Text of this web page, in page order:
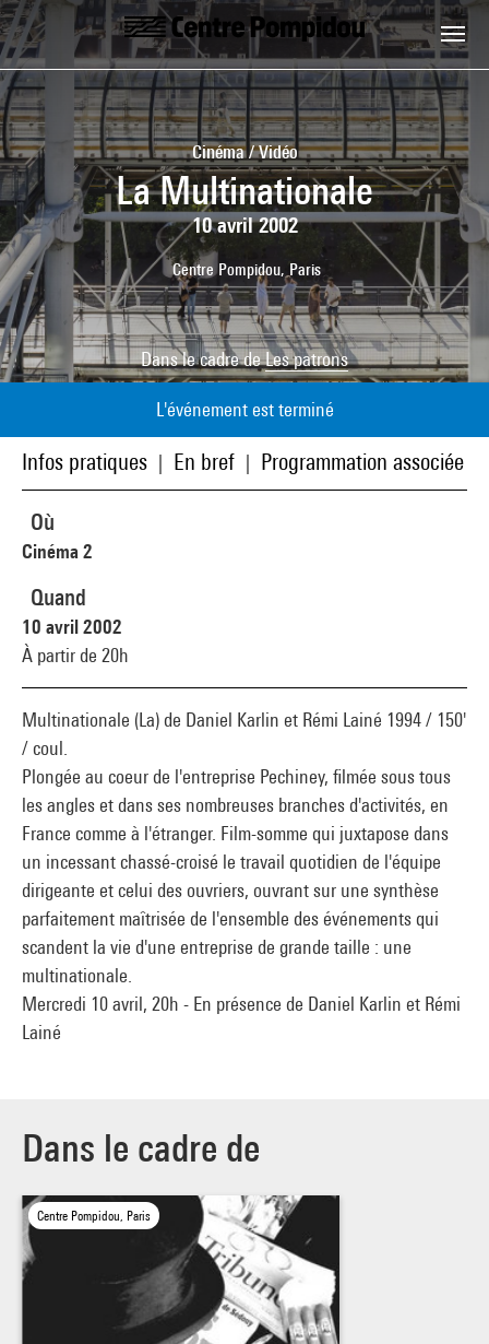
Aller au contenu principal
Centre Pompidou
Cinéma / Vidéo
La Multinationale
10 avril 2002
Centre Pompidou, Paris
Dans le cadre deLes patrons
L'événement est terminé
Infos pratiques En bref Programmation associée
Multinationale (La) de Daniel Karlin et Rémi Lainé 1994 / 150'
/ coul.
Plongée au coeur de l'entreprise Pechiney, filmée sous tous
les angles et dans ses nombreuses branches d'activités, en
France comme à l'étranger. Film-somme qui juxtapose dans
un incessant chassé-croisé le travail quotidien de l'équipe
dirigeante et celui des ouvriers, ouvrant sur une synthèse
parfaitement maîtrisée de l'ensemble des événements qui
scandent la vie d'une entreprise de grande taille : une
multinationale.
Mercredi 10 avril, 20h - En présence de Daniel Karlin et Rémi
Lainé
Où
Cinéma 2
Quand
10 avril 2002
À partir de 20h
Dans le cadre de
Centre Pompidou, Paris